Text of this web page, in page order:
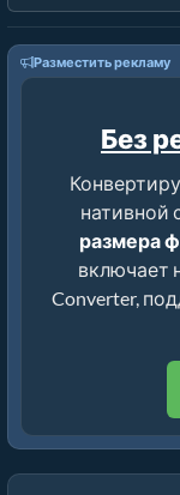
Разместить рекламу
Без
нативной
размера
включает
Converter,